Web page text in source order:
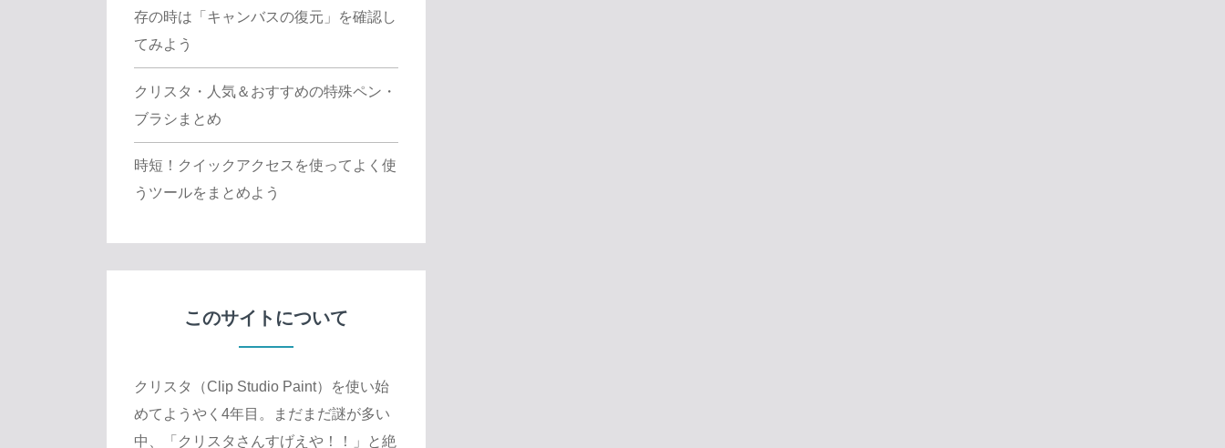
存の時は「キャンバスの復元」を確認し
てみよう
クリスタ・人気＆おすすめの特殊ペン・
ブラシまとめ
時短！クイックアクセスを使ってよく使
うツールをまとめよう
このサイトについて
クリスタ（Clip Studio Paint）を使い始
めてようやく4年目。まだまだ謎が多い
中、「クリスタさんすげえや！！」と絶